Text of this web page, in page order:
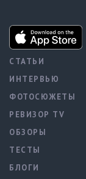
СТАТЬИ
ИНТЕРВЬЮ
ФОТОСЮЖЕТЫ
РЕВИЗОР TV
ОБЗОРЫ
ТЕСТЫ
БЛОГИ